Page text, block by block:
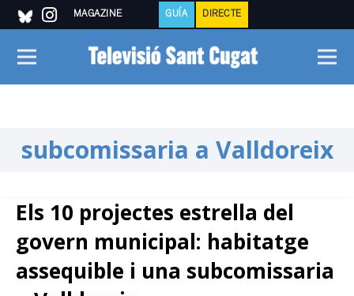
MAGAZINE GUÍA DIRECTE
subcomissaria a Valldoreix
Els 10 projectes estrella del
govern municipal: habitatge
assequible i una subcomissaria